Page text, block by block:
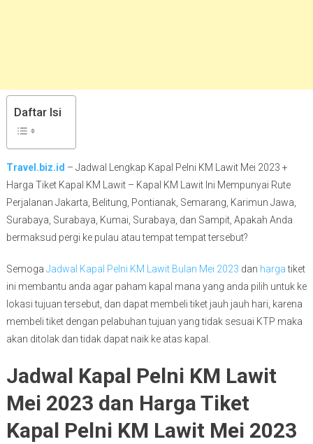
Daftar Isi
Travel.biz.id – Jadwal Lengkap Kapal Pelni KM Lawit Mei 2023 +
Harga Tiket Kapal KM Lawit – Kapal KM Lawit Ini Mempunyai Rute
Perjalanan Jakarta, Belitung, Pontianak, Semarang, Karimun Jawa,
Surabaya, Surabaya, Kumai, Surabaya, dan Sampit, Apakah Anda
bermaksud pergi ke pulau atau tempat tempat tersebut?
Semoga Jadwal Kapal Pelni KM Lawit Bulan Mei 2023 dan hargatiket
ini membantu anda agar paham kapal mana yang anda pilih untuk ke
lokasi tujuan tersebut, dan dapat membeli tiket jauh jauh hari, karena
membeli tiket dengan pelabuhan tujuan yang tidak sesuai KTP maka
akan ditolak dan tidak dapat naik ke atas kapal.
Jadwal Kapal Pelni KM Lawit
Mei 2023 dan Harga Tiket
Kapal Pelni KM Lawit Mei 2023